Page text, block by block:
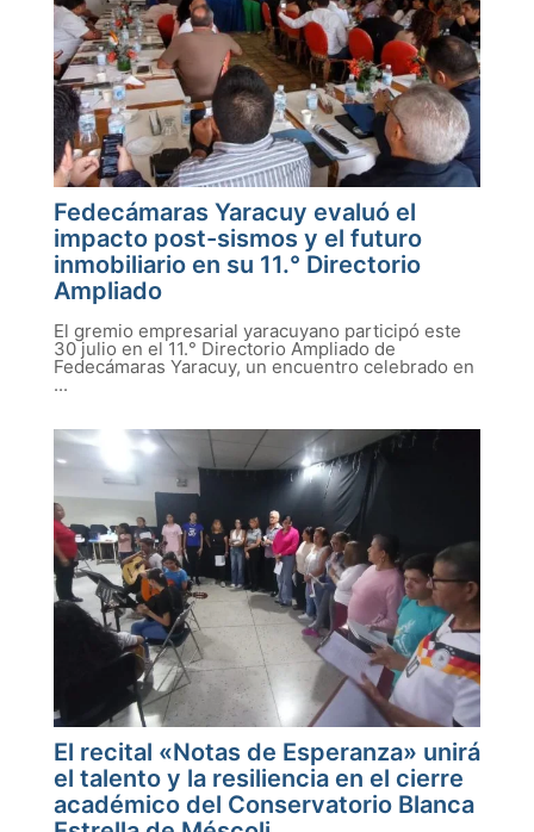
Fedecámaras Yaracuy evaluó el
impacto post-sismos y el futuro
inmobiliario en su 11.° Directorio
Ampliado
El gremio empresarial yaracuyano participó este
30 julio en el 11.° Directorio Ampliado de
Fedecámaras Yaracuy, un encuentro celebrado en
...
El recital «Notas de Esperanza» unirá
el talento y la resiliencia en el cierre
académico del Conservatorio Blanca